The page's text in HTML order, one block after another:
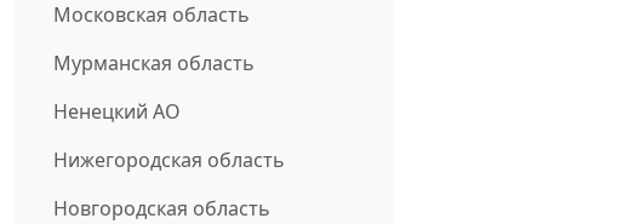
Московская область
Мурманская область
Ненецкий АО
Нижегородская область
Новгородская область